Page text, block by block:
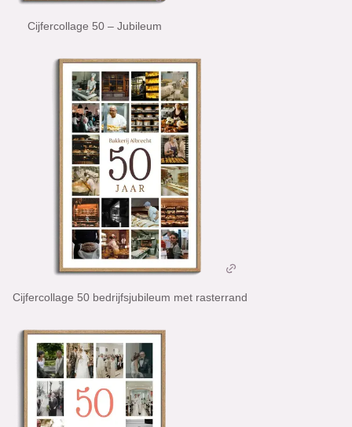
Cijfercollage 50 – Jubileum
Cijfercollage 50 bedrijfsjubileum met rasterrand